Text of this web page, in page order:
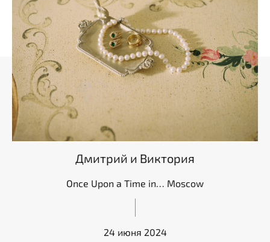
Дмитрий и Виктория
Once Upon a Time in… Moscow
24 июня 2024